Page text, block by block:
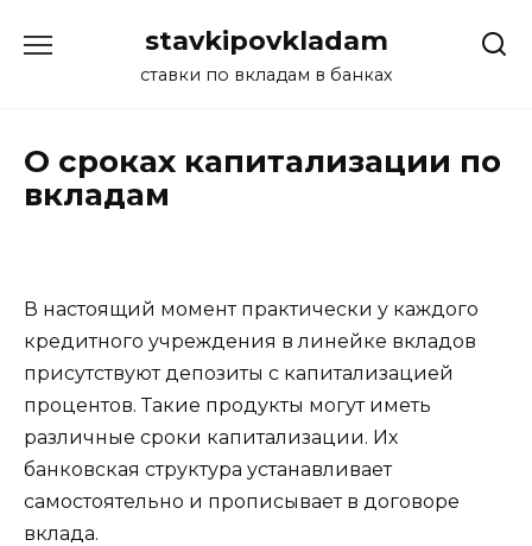
stavkipovkladam
ставки по вкладам в банках
О сроках капитализации по
вкладам
В настоящий момент практически у каждого
кредитного учреждения в линейке вкладов
присутствуют депозиты с капитализацией
процентов. Такие продукты могут иметь
различные сроки капитализации. Их
банковская структура устанавливает
самостоятельно и прописывает в договоре
вклада.